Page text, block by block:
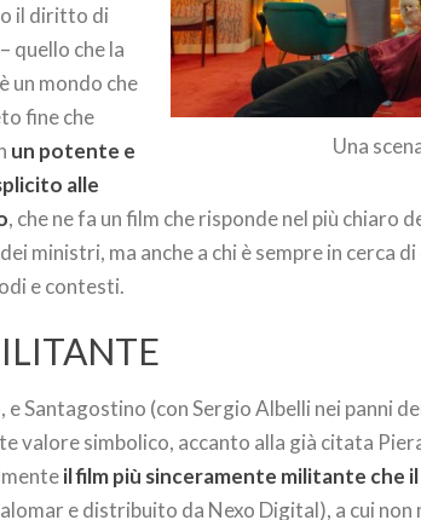
Una
il diritto di
quello che la
un mondo che
fine che
un potente e
alle
, che ne fa un film che risponde nel più chiaro
ministri, ma anche a chi è sempre in cerca
e contesti.
e Santagostino (con Sergio Albelli nei panni
valore simbolico, accanto alla già citata
il film più sinceramente militante che
e distribuito da Nexo Digital), a cui non